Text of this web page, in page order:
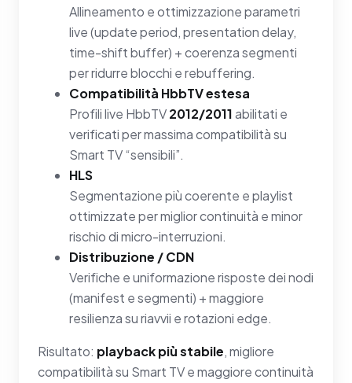
Allineamento e ottimizzazione parametri
live (update period, presentation delay,
time-shift buffer) + coerenza segmenti
per ridurre blocchi e rebuffering.
Compatibilità HbbTV estesa
Profili live HbbTV2012/2011abilitati e
verificati per massima compatibilità su
Smart TV “sensibili”.
HLS
Segmentazione più coerente e playlist
ottimizzate per miglior continuità e minor
rischio di micro-interruzioni.
Distribuzione / CDN
Verifiche e uniformazione risposte dei nodi
(manifest e segmenti) + maggiore
resilienza su riavvii e rotazioni edge.
Risultato: playback più stabile, migliore
compatibilità su Smart TV e maggiore continuità